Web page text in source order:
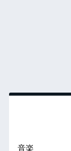
音楽